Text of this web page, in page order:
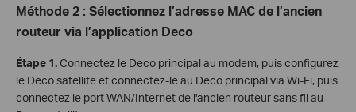
Méthode 2 : Sélectionnez l’adresse MAC de l’ancien
routeur via l’application Deco
Étape 1.Connectez le Deco principal au modem, puis configurez
le Deco satellite et connectez-le au Deco principal via Wi-Fi, puis
connectez le port WAN/Internet de l'ancien routeur sans fil au